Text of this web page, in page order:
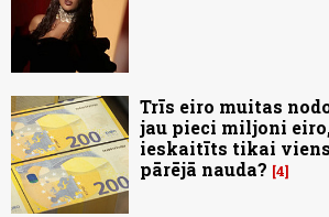
Trīs eiro muitas
jau pieci miljoni
ieskaitīts tikai
pārējā nauda? 4